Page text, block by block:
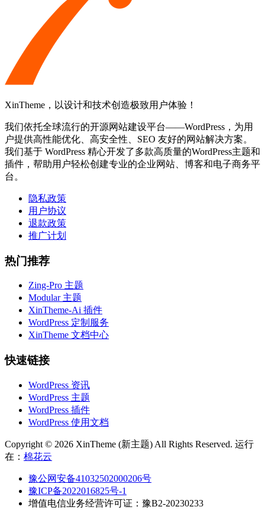
XinTheme，以设计和技术创造极致用户体验！
我们依托全球流行的开源网站建设平台——WordPress，为用
户提供高性能优化、高安全性、SEO 友好的网站解决方案。
我们基于 WordPress 精心开发了多款高质量的WordPress主题和
插件，帮助用户轻松创建专业的企业网站、博客和电子商务平
台。
隐私政策
用户协议
退款政策
推广计划
热门推荐
Zing-Pro 主题
Modular 主题
XinTheme-Ai 插件
WordPress 定制服务
XinTheme 文档中心
快速链接
WordPress 资讯
WordPress 主题
WordPress 插件
WordPress 使用文档
Copyright © 2026 XinTheme (新主题) All Rights Reserved. 运行
在： 棉花云
豫公网安备41032502000206号
豫ICP备2022016825号-1
增值电信业务经营许可证：豫B2-20230233